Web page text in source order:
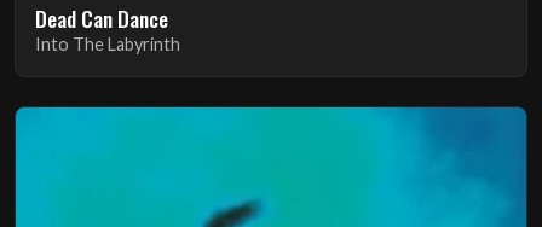
Dead Can Dance
Into The Labyrinth